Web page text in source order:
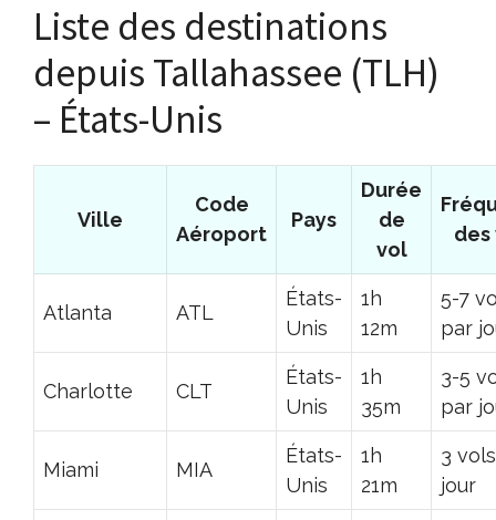
Liste des destinations
depuis Tallahassee (TLH)
– États-Unis
Ville
Code
Aéroport
Pays
Durée
de
vol
des
Atlanta ATL
États-
Unis
1h
12m
5-7
par
Charlotte CLT
États-
Unis
1h
35m
3-5
par
Miami MIA
États-
Unis
1h
21m
3
jour